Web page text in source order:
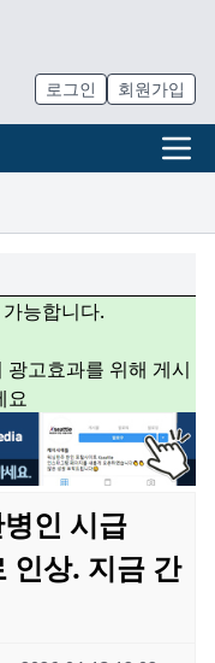
로그인 회원가입
능합니다.
고효과를 위해 게시
요
인 시급
인상. 지금 간